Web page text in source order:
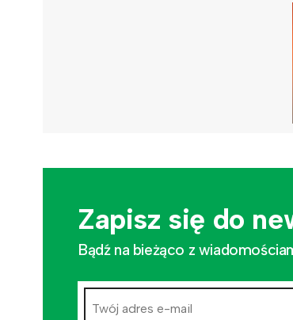
Zapisz się do
Bądź na bieżąco z